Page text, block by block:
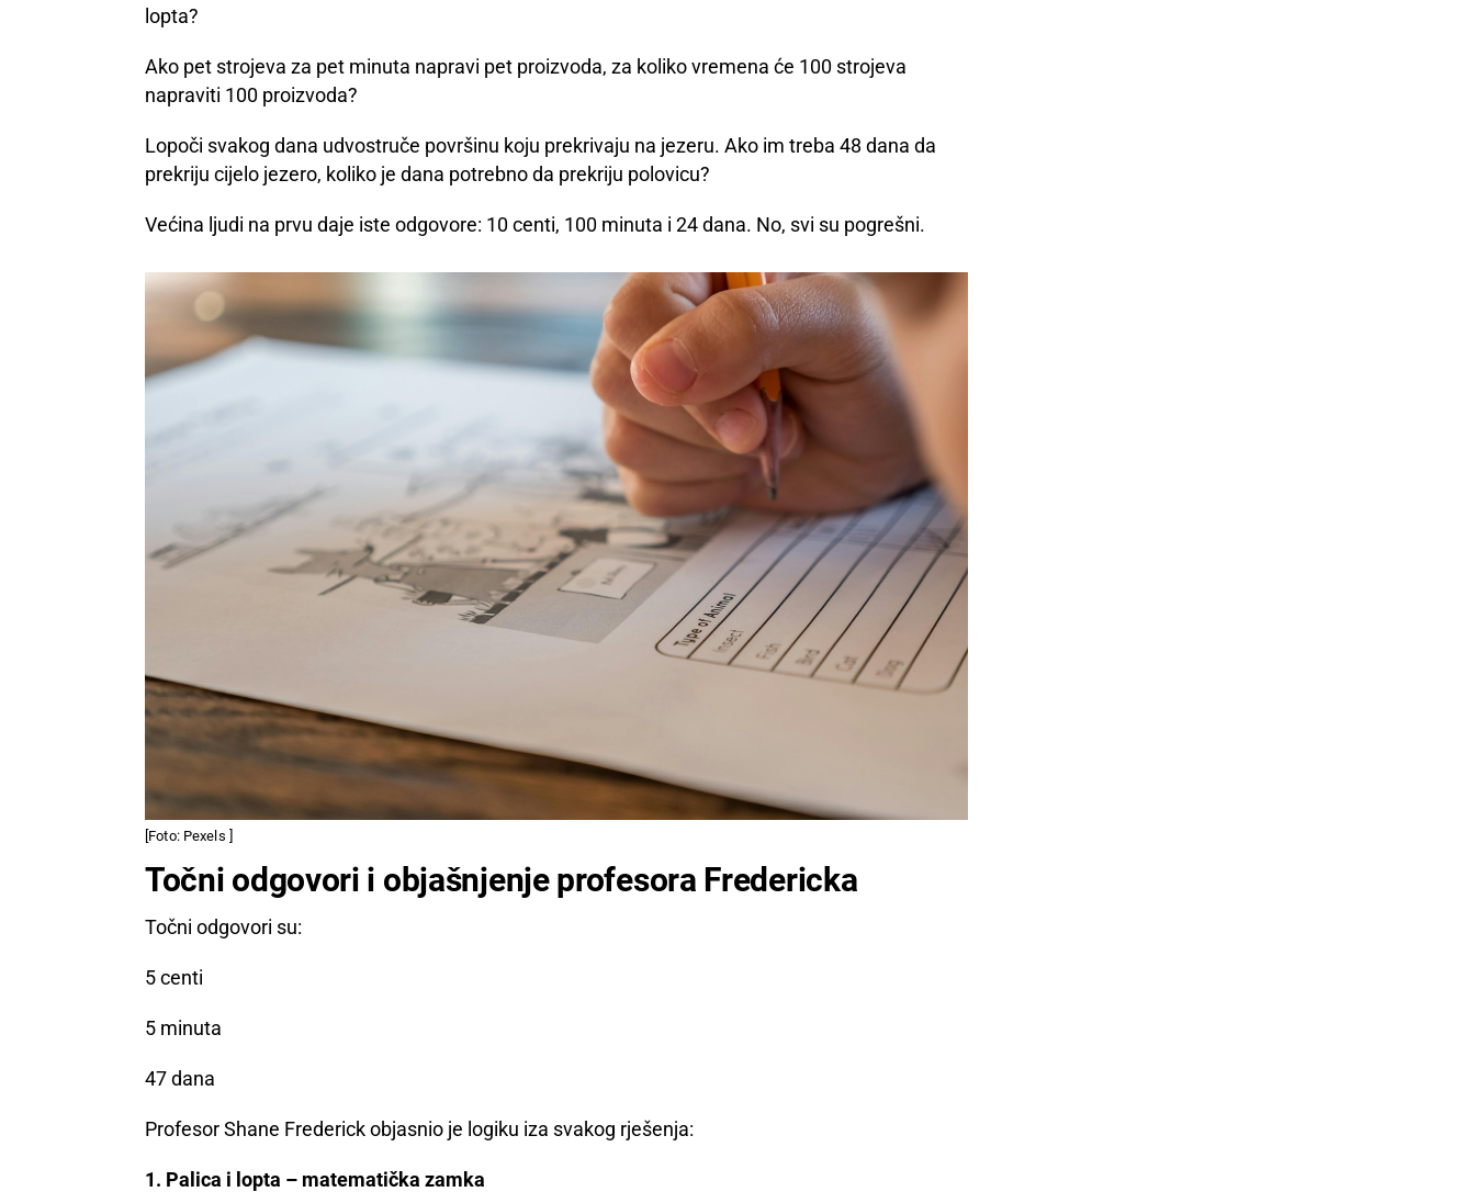
lopta?
Ako pet strojeva za pet minuta napravi pet proizvoda, za koliko vremena će 100 strojeva
napraviti 100 proizvoda?
Lopoči svakog dana udvostruče površinu koju prekrivaju na jezeru. Ako im treba 48 dana da
prekriju cijelo jezero, koliko je dana potrebno da prekriju polovicu?
Većina ljudi na prvu daje iste odgovore: 10 centi, 100 minuta i 24 dana. No, svi su pogrešni.
[Foto: Pexels ]
Točni odgovori i objašnjenje profesora Fredericka
Točni odgovori su:
5 centi
5 minuta
47 dana
Profesor Shane Frederick objasnio je logiku iza svakog rješenja:
1. Palica i lopta – matematička zamka